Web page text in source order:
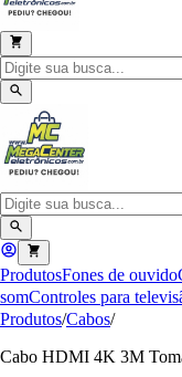
ProdutosFones de ouvido
somControles para
Produtos/Cabos/
Cabo HDMI 4K 3M